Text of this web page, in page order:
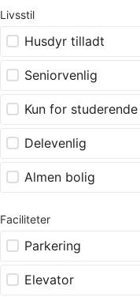
Livsstil
Husdyr tilladt
Seniorvenlig
Kun for studerende
Delevenlig
Almen bolig
Faciliteter
Parkering
Elevator